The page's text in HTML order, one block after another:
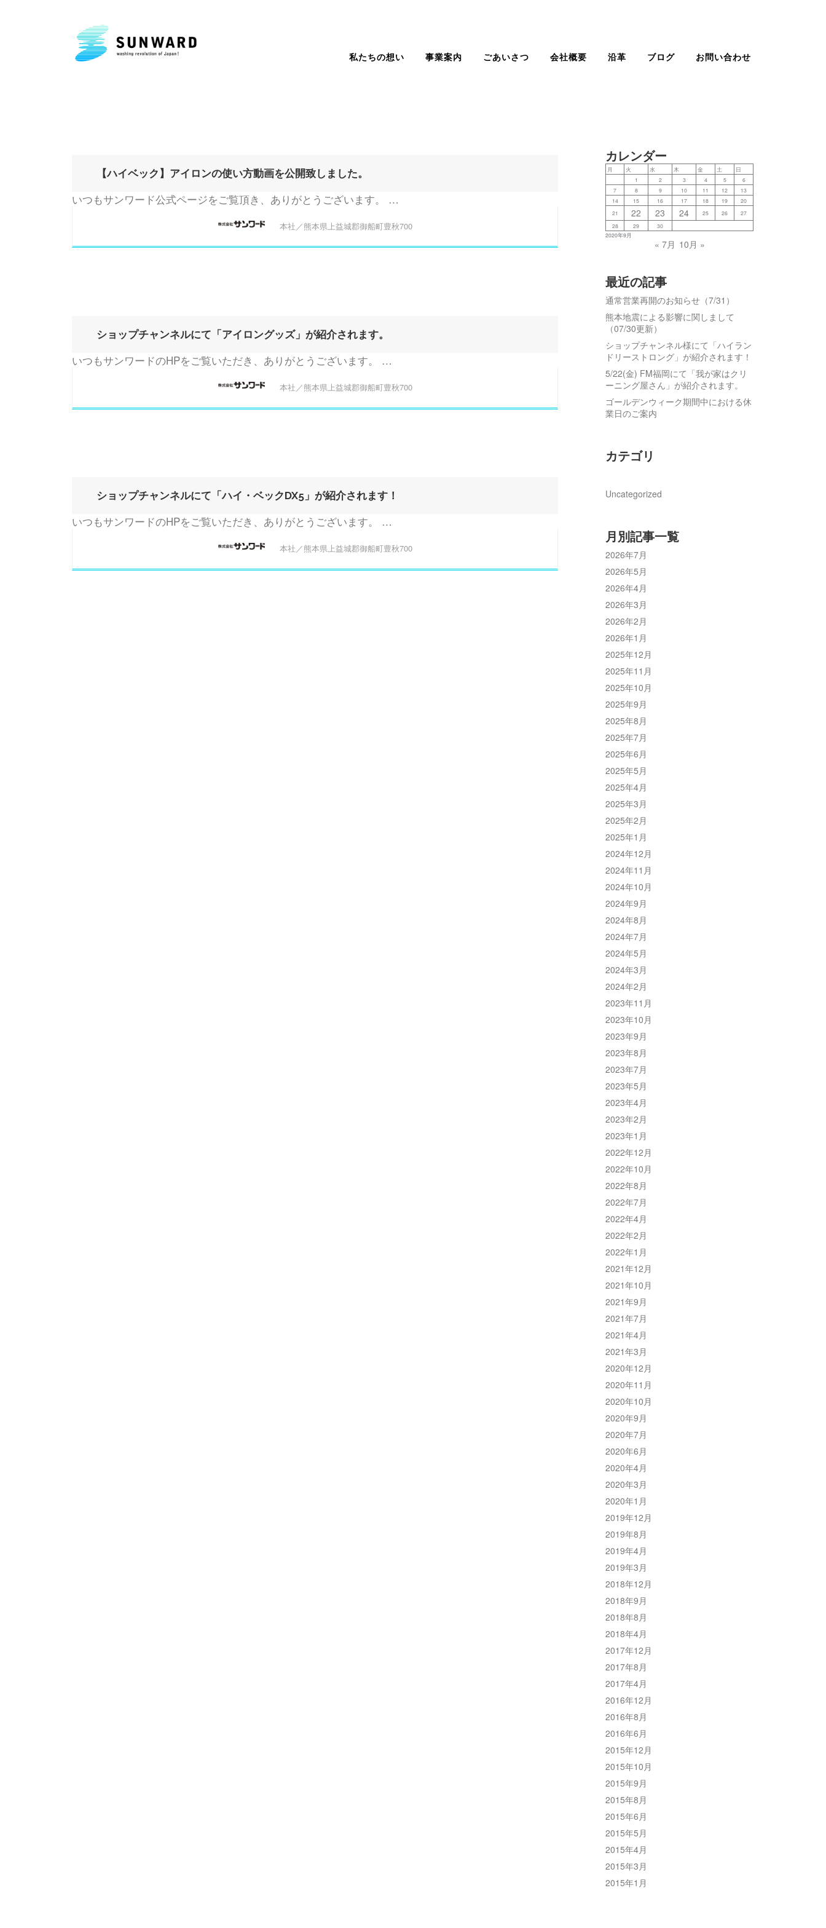
私たちの想い 事業案内 ごあいさつ 会社概要 沿革 ブログ お問い合わせ
月:2020年9月
【ハイベック】アイロンの使い方動画を公開致しました。
いつもサンワード公式ページをご覧頂き、ありがとうございます。 …
本社／熊本県上益城郡御船町豊秋700
ショップチャンネルにて「アイロングッズ」が紹介されます。
いつもサンワードのHPをご覧いただき、ありがとうございます。 …
本社／熊本県上益城郡御船町豊秋700
ショップチャンネルにて「ハイ・ベックDX5」が紹介されます！
いつもサンワードのHPをご覧いただき、ありがとうございます。 …
本社／熊本県上益城郡御船町豊秋700
カレンダー
2020年9月
月 火 水 木 金 土
日
1
2 3 4 5
6
7
8 9 10 11 12
13
14
15 16 17 18 19
20
21
22 23 24 25 26
27
28
29 30
« 7月 10月 »
最近の記事
通常営業再開のお知らせ（7/31）
熊本地震による影響に関しまして
（07/30更新）
ショップチャンネル様にて「ハイラン
ドリーストロング」が紹介されます！
5/22(金) FM福岡にて「我が家はクリ
ーニング屋さん」が紹介されます。
ゴールデンウィーク期間中における休
業日のご案内
カテゴリ
Uncategorized
月別記事一覧
2026年7月
2026年5月
2026年4月
2026年3月
2026年2月
2026年1月
2025年12月
2025年11月
2025年10月
2025年9月
2025年8月
2025年7月
2025年6月
2025年5月
2025年4月
2025年3月
2025年2月
2025年1月
2024年12月
2024年11月
2024年10月
2024年9月
2024年8月
2024年7月
2024年5月
2024年3月
2024年2月
2023年11月
2023年10月
2023年9月
2023年8月
2023年7月
2023年5月
2023年4月
2023年2月
2023年1月
2022年12月
2022年10月
2022年8月
2022年7月
2022年4月
2022年2月
2022年1月
2021年12月
2021年10月
2021年9月
2021年7月
2021年4月
2021年3月
2020年12月
2020年11月
2020年10月
2020年9月
2020年7月
2020年6月
2020年4月
2020年3月
2020年1月
2019年12月
2019年8月
2019年4月
2019年3月
2018年12月
2018年9月
2018年8月
2018年4月
2017年12月
2017年8月
2017年4月
2016年12月
2016年8月
2016年6月
2015年12月
2015年10月
2015年9月
2015年8月
2015年6月
2015年5月
2015年4月
2015年3月
2015年1月